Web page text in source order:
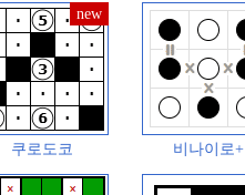
쿠로도코 비나이로+